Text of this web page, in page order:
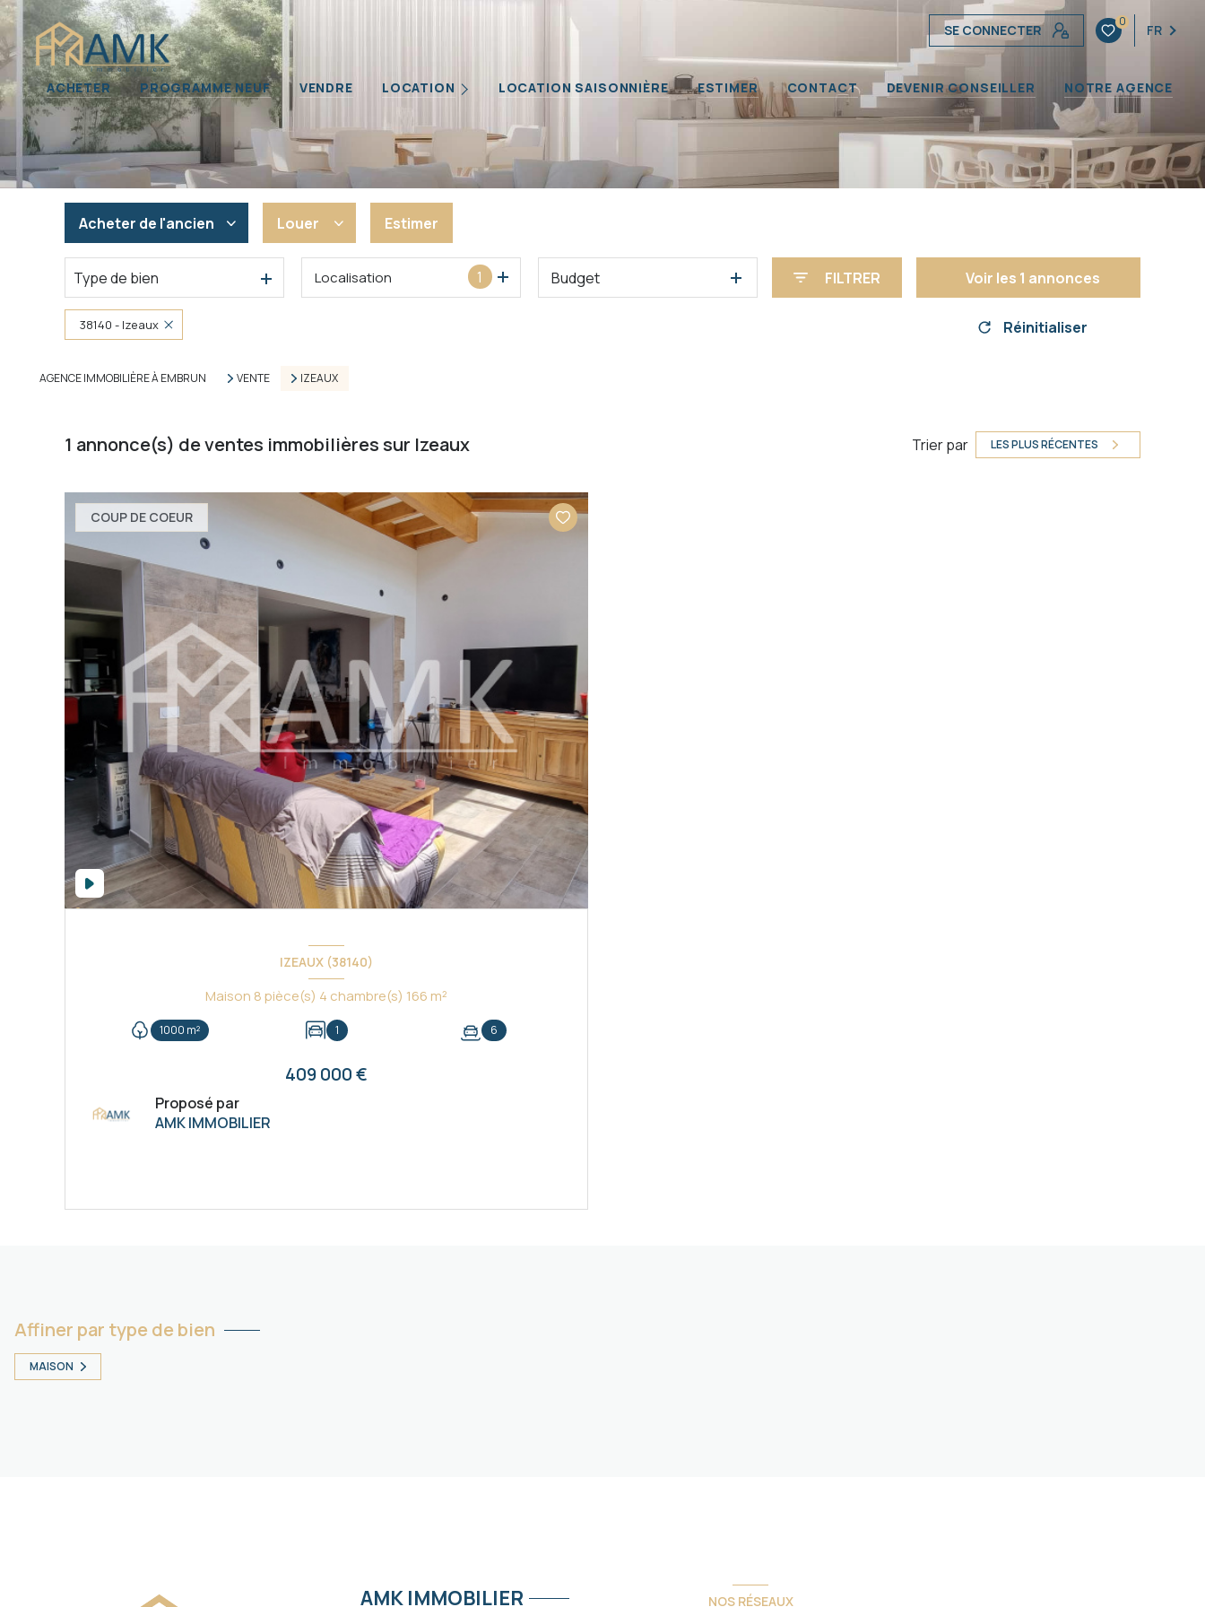
SE CONNECTER
0
FR
ACHETER PROGRAMME NEUF VENDRE LOCATION
Propriétaires
Immobilier Professionnel
LOCATION SAISONNIÈRE ESTIMER CONTACT DEVENIR CONSEILLER NOTRE AGENCE
Acheter de l'ancien
De l'ancien
Du neuf
De l'immo pro
Louer
En saisonnier
Estimer
Type de bien 1
Localisation Budget FILTRER Voir les 1 annonces
38140 - Izeaux Réinitialiser
AGENCE IMMOBILIÈRE À EMBRUN VENTE IZEAUX
1 annonce(s) de ventes immobilières sur Izeaux Trier par LES PLUS RÉCENTES
COUP DE COEUR
IZEAUX (38140)
Maison 8 pièce(s) 4 chambre(s) 166 m²
1000 m² 1 6
409 000 €
Proposé par
AMK IMMOBILIER
Affiner par type de bien
MAISON
AMK IMMOBILIER NOS RÉSEAUX